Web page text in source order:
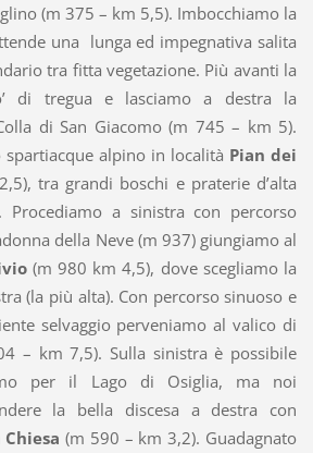
(m 375 – km 5,5). Imbocchiamo la
una lunga ed impegnativa salita
tra fitta vegetazione. Più avanti la
di tregua e lasciamo a destra la
di San Giacomo (m 745 – km 5).
alpino in località Pian dei
tra grandi boschi e praterie d’alta
Procediamo a sinistra con percorso
della Neve (m 937) giungiamo al
(m 980 km 4,5), dove scegliamo la
(la più alta). Con percorso sinuoso e
selvaggio perveniamo al valico di
– km 7,5). Sulla sinistra è possibile
per il Lago di Osiglia, ma noi
la bella discesa a destra con
(m 590 – km 3,2). Guadagnato